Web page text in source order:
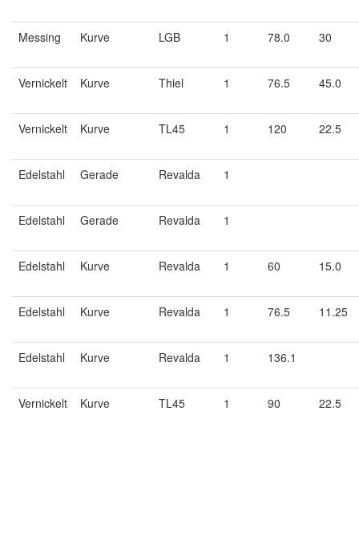
Messing Kurve LGB 1 78.0 30
Vernickelt Kurve Thiel 1 76.5 45.0
Vernickelt Kurve TL45 1 120 22.5
Edelstahl Gerade Revalda 1
Edelstahl Gerade Revalda 1
Edelstahl Kurve Revalda 1 60 15.0
Edelstahl Kurve Revalda 1 76.5 11.25
Edelstahl Kurve Revalda 1 136.1
Vernickelt Kurve TL45 1 90 22.5